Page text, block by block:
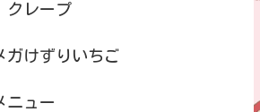
クレープ
ガけずりいちご
ニュー